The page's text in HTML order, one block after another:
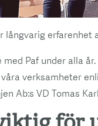
långvarig
Paf under alla
verksamheter
Ab:s VD Tomas